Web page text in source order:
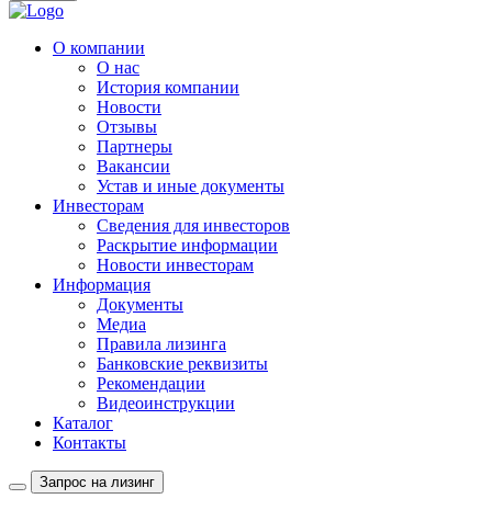
О компании
О нас
История компании
Новости
Отзывы
Партнеры
Вакансии
Устав и иные документы
Инвесторам
Сведения для инвесторов
Раскрытие информации
Новости инвесторам
Информация
Документы
Медиа
Правила лизинга
Банковские реквизиты
Рекомендации
Видеоинструкции
Каталог
Контакты
Запрос на лизинг